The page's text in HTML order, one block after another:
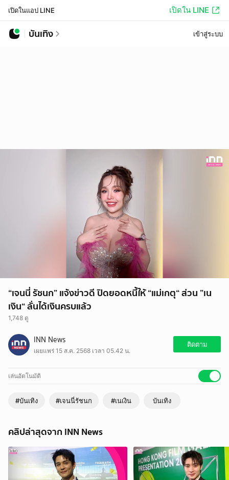
เปิดในแอป LINE เปิดใน LINE
บันเทิง เข้าสู่ระบบ
“เจนนี่ รัชนก” แจ้งข่าวดี ปิดยอดหนี้ให้ “แม่เกตุ“ ส่วน ”เน
เงิน“ ลั่นได้เงินครบแล้ว
1,748 ดู
INN News
เผยแพร่ 15 ส.ค. 2568 เวลา 05.42 น.
ติดตาม
เล่นอัตโนมัติ
#บันเทิง #เจนนี่รัชนก #เนเงิน บันเทิง
คลิปล่าสุดจาก INN News